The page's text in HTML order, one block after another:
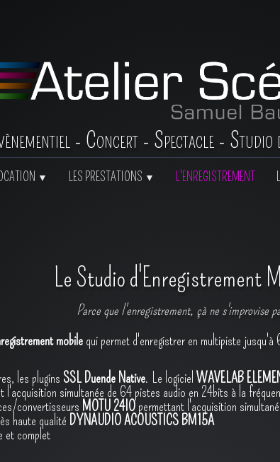
- Concert - Spectacle - Studio
▼ LES PRESTATIONS ▼ L'ENREGISTREMENT
Le Studio d'Enregistrement
Parce que l'enregistrement, çà ne s'improvise
mobile qui permet d'enregistrer en multipiste
les plugins SSL Duende Native. Le logiciel WAVELAB
l'acquisition simultanée de 64 pistes audio en 24bits à la
convertisseurs MOTU 24IOpermettant l'acquisition
haute qualité DYNAUDIO ACOUSTICS BM15A
et complet